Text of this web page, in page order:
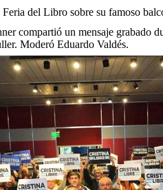
del Libro sobre su famoso
compartió un mensaje grabado
Moderó Eduardo Valdés.